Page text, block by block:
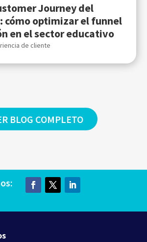
Journey del
cómo optimizar el funnel
en el sector educativo
de cliente
BLOG COMPLETO